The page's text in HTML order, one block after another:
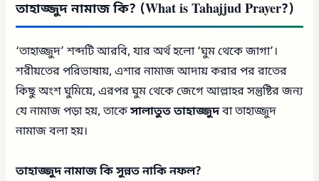
তাহাজ্জুদ নামাজ কি? (What is Tahajjud Prayer?)
‘তাহাজ্জুদ’ শব্দটি আরবি, যার অর্থ হলো ‘ঘুম থেকে জাগা’।
শরীয়তের পরিভাষায়, এশার নামাজ আদায় করার পর রাতের
কিছু অংশ ঘুমিয়ে, এরপর ঘুম থেকে জেগে আল্লাহর সন্তুষ্টির জন্য
যে নামাজ পড়া হয়, তাকেসালাতুত তাহাজ্জুদবা তাহাজ্জুদ
নামাজ বলা হয়।
তাহাজ্জুদ নামাজ কি সুন্নত নাকি নফল?